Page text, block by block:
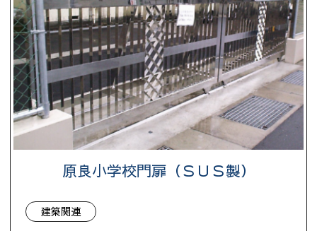
原良小学校門扉（ＳＵＳ製）
建築関連